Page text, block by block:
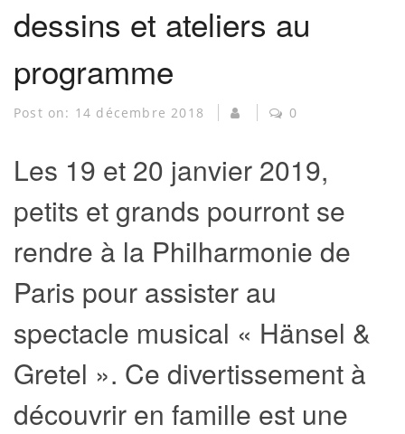
dessins et ateliers au
programme
Post on: 14 décembre 2018 0
Les 19 et 20 janvier 2019,
petits et grands pourront se
rendre à la Philharmonie de
Paris pour assister au
spectacle musical « Hänsel &
Gretel ». Ce divertissement à
découvrir en famille est une